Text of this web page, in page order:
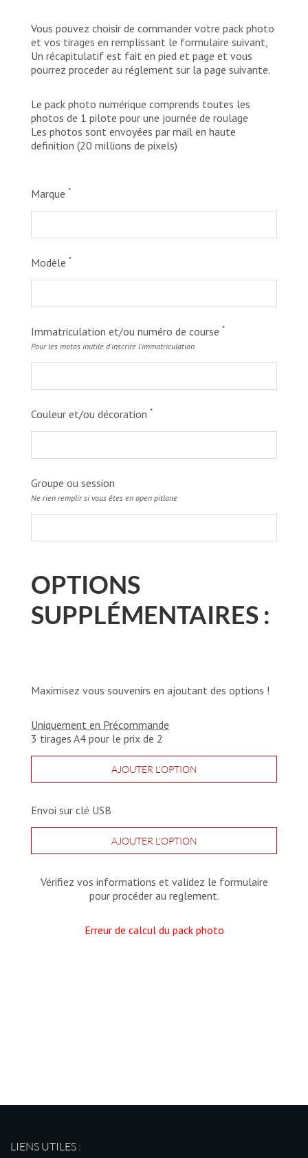
Vous pouvez choisir de commander votre pack photo
et vos tirages en remplissant le formulaire suivant,
Un récapitulatif est fait en pied et page et vous
pourrez proceder au réglement sur la page suivante.
Le pack photo numérique comprends toutes les
photos de 1 pilote pour une journée de roulage
Les photos sont envoyées par mail en haute
definition (20 millions de pixels)
Marque *
Modèle *
Immatriculation et/ou numéro de course *
Pour les motos inutile d'inscrire l'immatriculation
Couleur et/ou décoration *
Groupe ou session
Ne rien remplir si vous êtes en open pitlane
OPTIONS
SUPPLÉMENTAIRES :
Maximisez vous souvenirs en ajoutant des options !
Uniquement en Précommande
3 tirages A4 pour le prix de 2
AJOUTER L'OPTION
Envoi sur clé USB
AJOUTER L'OPTION
Vérifiez vos informations et validez le formulaire
pour procéder au reglement.
Erreur de calcul du pack photo
LIENS UTILES :